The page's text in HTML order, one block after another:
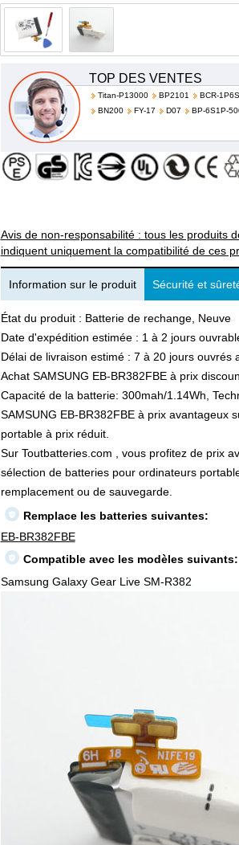
TOP DES VENTES
Titan-P13000 BP2101 BCR-
BN200
FY-17 D07 BP-6S1P-
Avis de non-responsabilité : tous les produits
indiquent uniquement la compatibilité de ces
Information sur le produit Sécurité et
État du produit : Batterie de rechange, Neuve
Date d'expédition estimée : 1 à 2 jours
Délai de livraison estimé : 7 à 20 jours
Achat SAMSUNG EB-BR382FBE à prix
Capacité de la batterie: 300mah/1.14Wh,
SAMSUNG EB-BR382FBE à prix avantageux
portable à prix réduit.
Sur Toutbatteries.com , vous profitez de prix
sélection de batteries pour ordinateurs
remplacement ou de sauvegarde.
Remplace les batteries suivantes:
EB-BR382FBE
Compatible avec les modèles suivants:
Samsung Galaxy Gear Live SM-R382